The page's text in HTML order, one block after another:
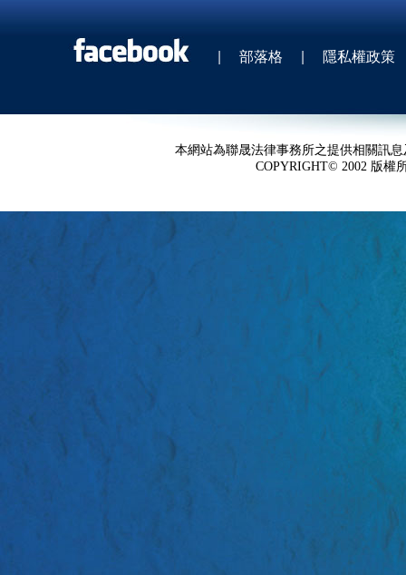
| 部落格 | 隱私權政策
本網站為聯晟法律事務所之提供相關訊
COPYRIGHT© 2002 版權